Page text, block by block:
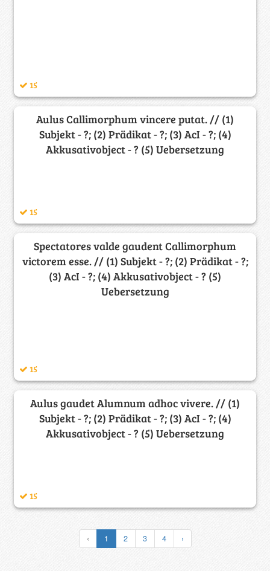
15
Aulus Callimorphum vincere putat. // (1)
Subjekt - ?; (2) Prädikat - ?; (3) AcI - ?; (4)
Akkusativobject - ? (5) Uebersetzung
15
Spectatores valde gaudent Callimorphum
victorem esse. // (1) Subjekt - ?; (2) Prädikat - ?;
(3) AcI - ?; (4) Akkusativobject - ? (5)
Uebersetzung
15
Aulus gaudet Alumnum adhoc vivere. // (1)
Subjekt - ?; (2) Prädikat - ?; (3) AcI - ?; (4)
Akkusativobject - ? (5) Uebersetzung
15
‹ 1 2 3 4 ›